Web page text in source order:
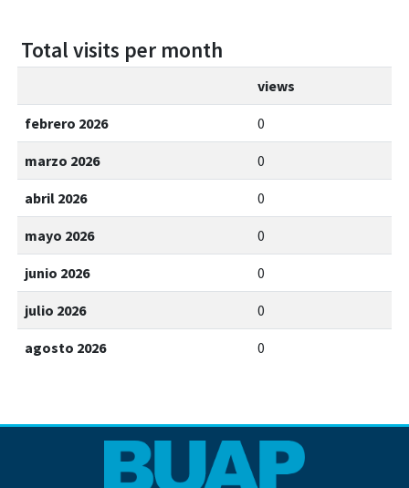
Total visits per month
views
febrero 2026 0
marzo 2026 0
abril 2026 0
mayo 2026 0
junio 2026 0
julio 2026 0
agosto 2026 0